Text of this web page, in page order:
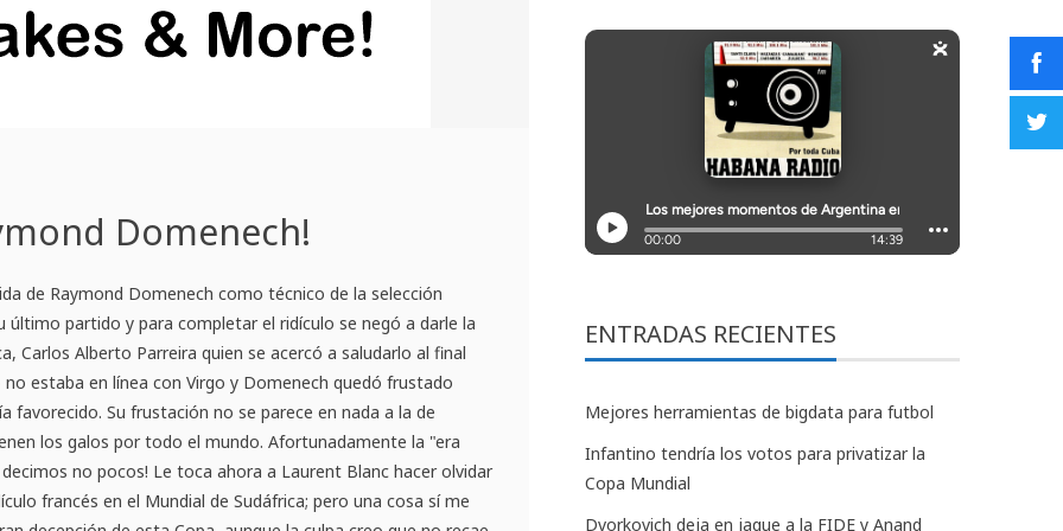
Domenech!
de Raymond Domenech como técnico de la selección
último partido y para completar el ridículo se negó a darle la
Carlos Alberto Parreira quien se acercó a saludarlo al final
estaba en línea con Virgo y Domenech quedó frustado
favorecido. Su frustación no se parece en nada a la de
los galos por todo el mundo. Afortunadamente la "era
no pocos! Le toca ahora a Laurent Blanc hacer olvidar
francés en el Mundial de Sudáfrica; pero una cosa sí me
ENTRADAS RECIENTES
Mejores herramientas de bigdata para futbol
Infantino tendría los votos para privatizar la
Copa Mundial
Dvorkovich deja en jaque a la FIDE y Anand